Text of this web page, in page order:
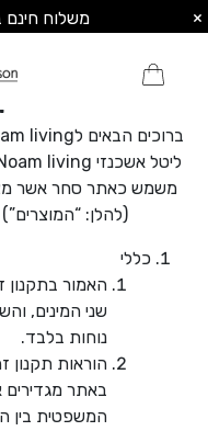
× משלוח חינם
משמש כאתר סחר אשר
(להלן:
כללי
האמור בתקנון
שני המינים,
נוחות בלבד.
הוראות תקנון
באתר
המשפטית בין